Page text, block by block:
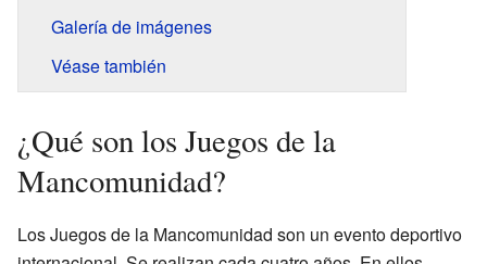
Galería de imágenes
Véase también
¿Qué son los Juegos de la
Mancomunidad?
Los Juegos de la Mancomunidad son un evento deportivo